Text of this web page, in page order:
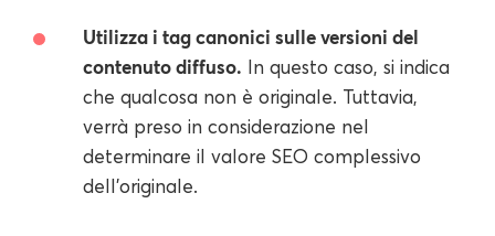
Utilizza i tag canonici sulle versioni del
contenuto diffuso. In questo caso, si indica
che qualcosa non è originale. Tuttavia,
verrà preso in considerazione nel
determinare il valore SEO complessivo
dell'originale.